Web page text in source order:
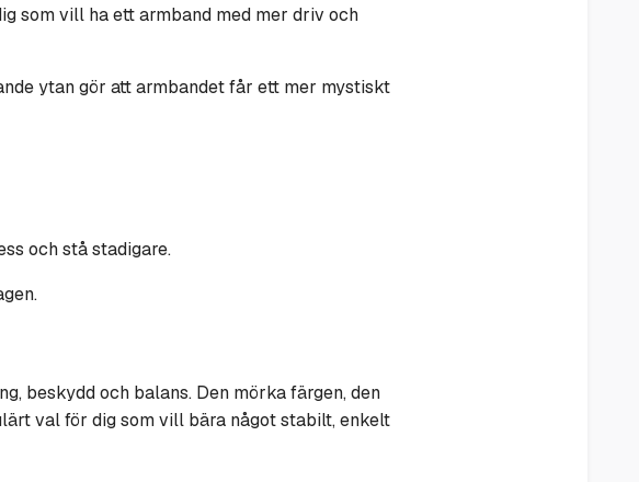
som vill ha ett armband med mer driv och
ytan gör att armbandet får ett mer mystiskt
och stå stadigare.
beskydd och balans. Den mörka färgen, den
val för dig som vill bära något stabilt, enkelt